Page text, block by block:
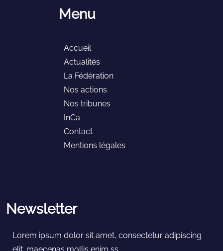
Menu
Accueil
Actualités
La Fédération
Nos actions
Nos tribunes
InCa
Contact
Mentions légales
Newsletter
Lorem ipsum dolor sit amet, consectetur adipiscing
elit. maecenas mollis enim ss.....